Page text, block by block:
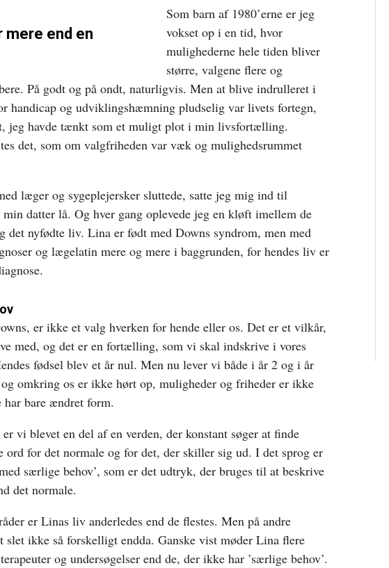
mere end en
Som barn af 1980’erne er jeg
vokset op i en tid, hvor
mulighederne hele tiden bliver
større, valgene flere og
På godt og på ondt, naturligvis. Men at blive indrulleret i
handicap og udviklingshæmning pludselig var livets fortegn,
jeg havde tænkt som et muligt plot i min livsfortælling.
det, som om valgfriheden var væk og mulighedsrummet
læger og sygeplejersker sluttede, satte jeg mig ind til
min datter lå. Og hver gang oplevede jeg en kløft imellem de
det nyfødte liv. Lina er født med Downs syndrom, men med
og lægelatin mere og mere i baggrunden, for hendes liv er
er ikke et valg hverken for hende eller os. Det er et vilkår,
med, og det er en fortælling, som vi skal indskrive i vores
fødsel blev et år nul. Men nu lever vi både i år 2 og i år
omkring os er ikke hørt op, muligheder og friheder er ikke
har bare ændret form.
vi blevet en del af en verden, der konstant søger at finde
for det normale og for det, der skiller sig ud. I det sprog er
særlige behov’, som er det udtryk, der bruges til at beskrive
det normale.
er Linas liv anderledes end de flestes. Men på andre
slet ikke så forskelligt endda. Ganske vist møder Lina flere
og undersøgelser end de, der ikke har ’særlige behov’.